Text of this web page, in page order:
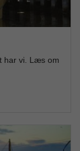
har vi. Læs om